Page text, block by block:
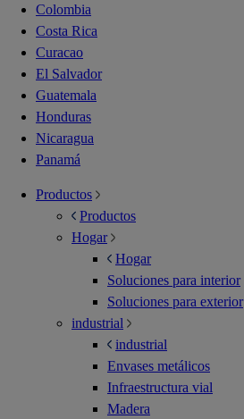
Colombia
Costa Rica
Curacao
El Salvador
Guatemala
Honduras
Nicaragua
Panamá
Productos
Productos
Hogar
Hogar
Soluciones para interior
Soluciones para exterior
industrial
industrial
Envases metálicos
Infraestructura vial
Madera